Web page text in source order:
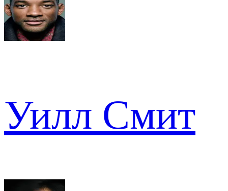
Уилл Смит